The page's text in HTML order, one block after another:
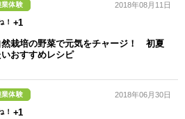
業体験
+1
2018年08月11日
然栽培の野菜で元気をチャージ！ 初夏
おすすめレシピ
業体験
+1
2018年06月30日